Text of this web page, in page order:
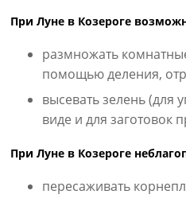
При Луне в Козероге
размножать
помощью деления,
высевать зелень (для
виде и для заготовок
При Луне в Козероге
пересаживать